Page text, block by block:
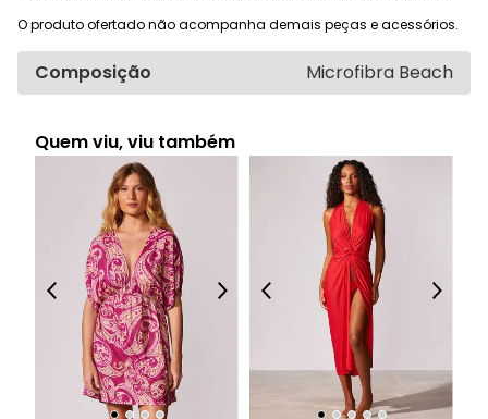
O produto ofertado não acompanha demais peças e acessórios.
Composição Microfibra Beach
Quem viu, viu também